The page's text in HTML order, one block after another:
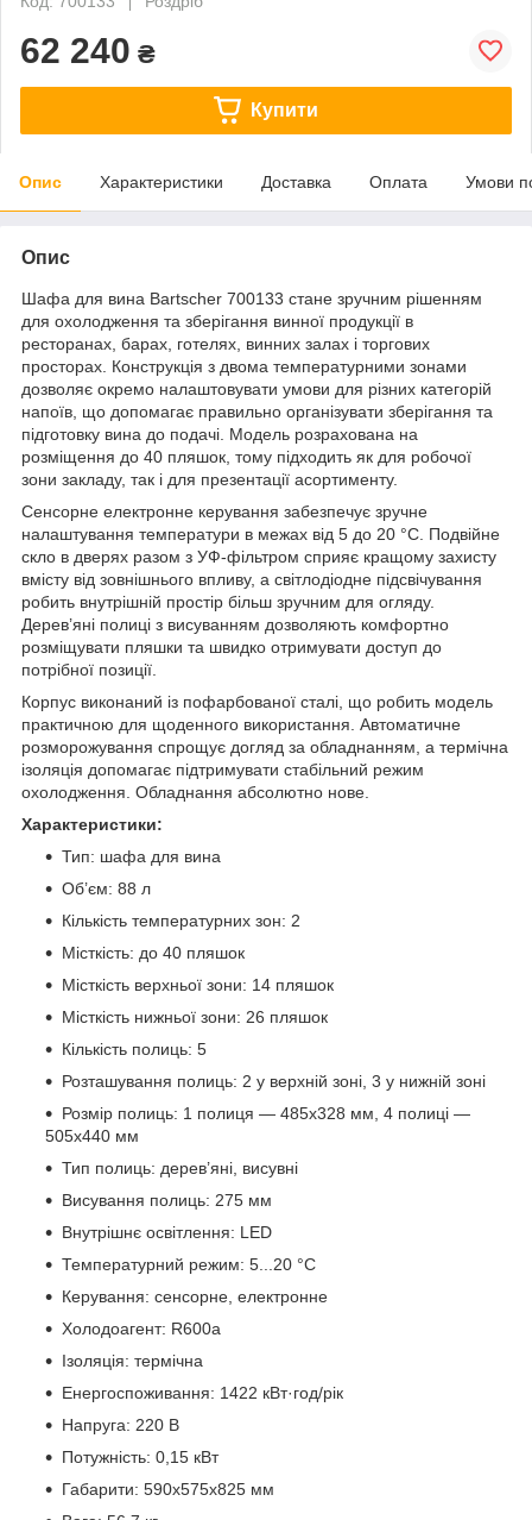
62 240 ₴
Купити
Опис Характеристики Доставка Оплата Умови
Опис
Шафа для вина Bartscher 700133 стане зручним рішенням
для охолодження та зберігання винної продукції в
ресторанах, барах, готелях, винних залах і торгових
просторах. Конструкція з двома температурними зонами
дозволяє окремо налаштовувати умови для різних категорій
напоїв, що допомагає правильно організувати зберігання та
підготовку вина до подачі. Модель розрахована на
розміщення до 40 пляшок, тому підходить як для робочої
зони закладу, так і для презентації асортименту.
Сенсорне електронне керування забезпечує зручне
налаштування температури в межах від 5 до 20 °C. Подвійне
скло в дверях разом з УФ-фільтром сприяє кращому захисту
вмісту від зовнішнього впливу, а світлодіодне підсвічування
робить внутрішній простір більш зручним для огляду.
Дерев’яні полиці з висуванням дозволяють комфортно
розміщувати пляшки та швидко отримувати доступ до
потрібної позиції.
Корпус виконаний із пофарбованої сталі, що робить модель
практичною для щоденного використання. Автоматичне
розморожування спрощує догляд за обладнанням, а термічна
ізоляція допомагає підтримувати стабільний режим
охолодження. Обладнання абсолютно нове.
Характеристики:
Тип: шафа для вина
Об’єм: 88 л
Кількість температурних зон: 2
Місткість: до 40 пляшок
Місткість верхньої зони: 14 пляшок
Місткість нижньої зони: 26 пляшок
Кількість полиць: 5
Розташування полиць: 2 у верхній зоні, 3 у нижній зоні
Розмір полиць: 1 полиця — 485х328 мм, 4 полиці —
505х440 мм
Тип полиць: дерев’яні, висувні
Висування полиць: 275 мм
Внутрішнє освітлення: LED
Температурний режим: 5...20 °C
Керування: сенсорне, електронне
Холодоагент: R600a
Ізоляція: термічна
Енергоспоживання: 1422 кВт·год/рік
Напруга: 220 В
Потужність: 0,15 кВт
Габарити: 590х575х825 мм